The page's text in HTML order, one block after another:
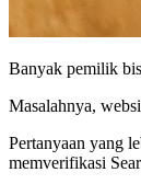
Banyak pemilik
Masalahnya,
Pertanyaan yang
memverifikasi